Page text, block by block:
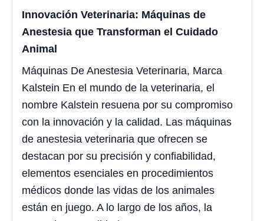
Innovación Veterinaria: Máquinas de
Anestesia que Transforman el Cuidado
Animal
Máquinas De Anestesia Veterinaria, Marca
Kalstein En el mundo de la veterinaria, el
nombre Kalstein resuena por su compromiso
con la innovación y la calidad. Las máquinas
de anestesia veterinaria que ofrecen se
destacan por su precisión y confiabilidad,
elementos esenciales en procedimientos
médicos donde las vidas de los animales
están en juego. A lo largo de los años, la